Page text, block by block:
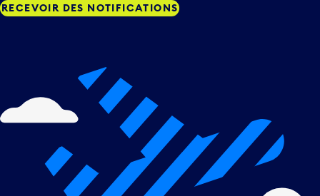
RECEVOIR DES NOTIFICATIONS